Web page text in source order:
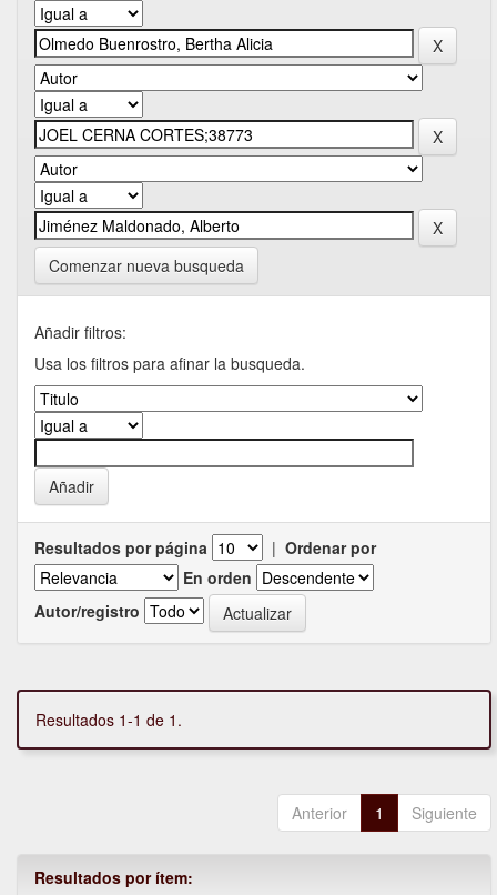
Comenzar nueva busqueda
Añadir filtros:
Usa los filtros para afinar la busqueda.
Resultados por página | Ordenar por
En orden
Autor/registro
Resultados 1-1 de 1.
Anterior 1 Siguiente
Resultados por ítem: